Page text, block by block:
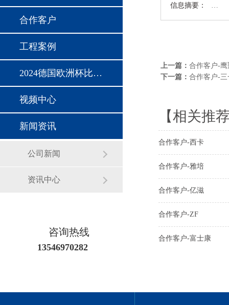
信息摘要： …
上一篇： 合作客户-鹰
下一篇： 合作客户-三
【相关推
合作客户-西卡
合作客户-雅培
合作客户-亿滋
合作客户-ZF
合作客户-富士康
合作客户
工程案例
2024德国欧洲杯比赛时间
视频中心
新闻资讯
公司新闻
资讯中心
咨询热线
13546970282